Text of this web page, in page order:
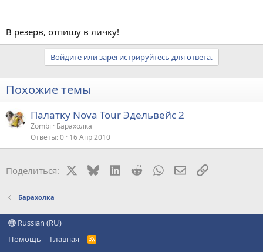
В резерв, отпишу в личку!
Войдите или зарегистрируйтесь для ответа.
Похожие темы
Палатку Nova Tour Эдельвейс 2
Zombi
Барахолка
Ответы 0 16 Апр 2010
Поделиться: BlueskyLinkedIn
RedditWhatsAppЭлектронная
Ссылка
Барахолка
Russian (RU)
Помощь
Главная
R